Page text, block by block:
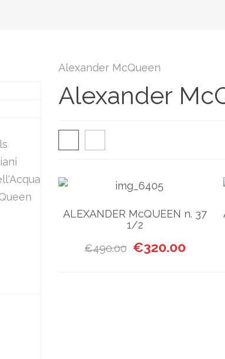
Alexander McQueen
Alexander
ALEXANDER McQUEEN n. 37
1/2
€490.00 Il prezzo originale
€320.00Il